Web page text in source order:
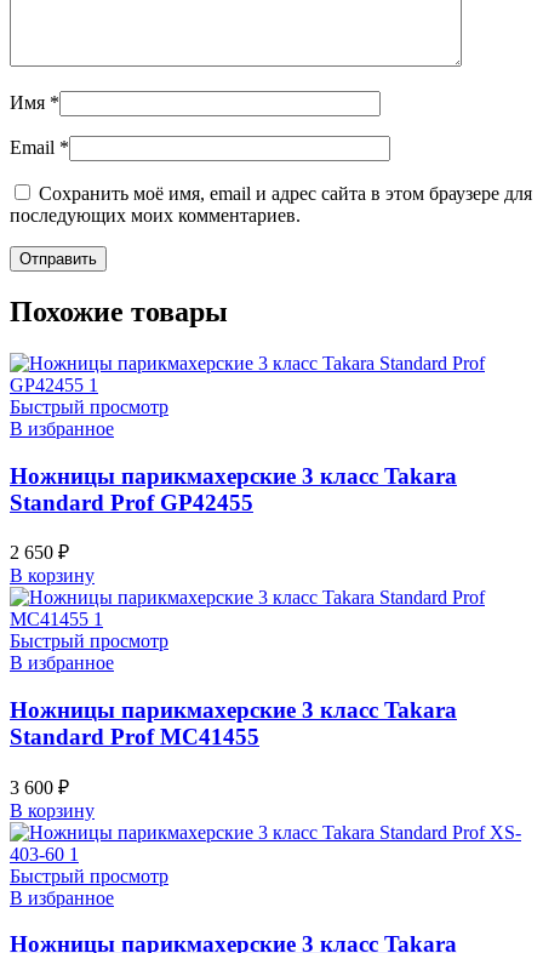
Имя *
Email *
Сохранить моё имя, email и адрес сайта в этом браузере для
последующих моих комментариев.
Похожие товары
Быстрый просмотр
В избранное
Ножницы парикмахерские 3 класс Takara
Standard Prof GP42455
2 650 ₽
В корзину
Быстрый просмотр
В избранное
Ножницы парикмахерские 3 класс Takara
Standard Prof MC41455
3 600 ₽
В корзину
Быстрый просмотр
В избранное
Ножницы парикмахерские 3 класс Takara